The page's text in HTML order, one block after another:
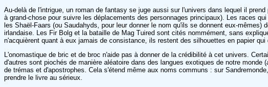
Au-delà de l'intrigue, un roman de fantasy se juge aussi sur l'univers dans lequel il
à grand-chose pour suivre les déplacements des personnages principaux). Les races
les Shaël-Faars (ou Saudahyds, pour leur donner le nom qu'ils se donnent eux-mêmes)
irlandaise. Les Fir Bolg et la bataille de Mag Tuired sont cités nommément, sans
n'acquièrent quant à eux jamais de consistance, ils restent des silhouettes en papier
L'onomastique de bric et de broc n'aide pas à donner de la crédibilité à cet univers.
d'autres sont piochés de manière aléatoire dans des langues exotiques de notre monde (
de trémas et d'apostrophes. Cela s'étend même aux noms communs : sur
prendre le livre au sérieux.